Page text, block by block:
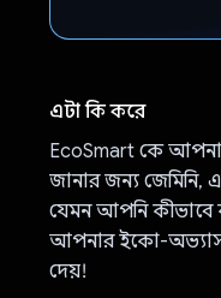
এটা কি করে
EcoSmart কে
জানার জন্য জেমিনি,
যেমন আপনি কীভাবে
আপনার ইকো-
দেয়!